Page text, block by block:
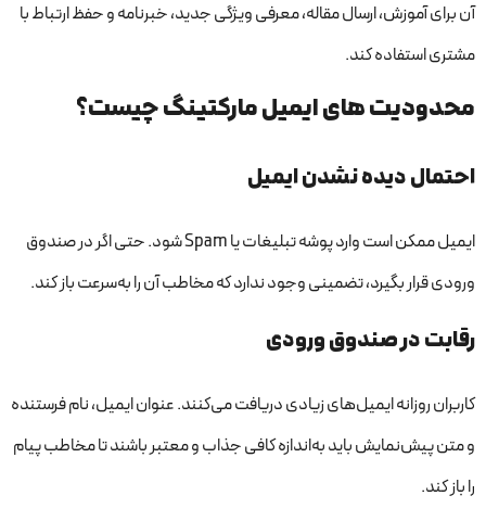
آن برای آموزش، ارسال مقاله، معرفی ویژگی جدید، خبرنامه و حفظ ارتباط با
مشتری استفاده کند.
محدودیت های ایمیل مارکتینگ چیست؟
احتمال دیده نشدن ایمیل
ایمیل ممکن است وارد پوشه تبلیغات یا Spam شود. حتی اگر در صندوق
ورودی قرار بگیرد، تضمینی وجود ندارد که مخاطب آن را به‌سرعت باز کند.
رقابت در صندوق ورودی
کاربران روزانه ایمیل‌های زیادی دریافت می‌کنند. عنوان ایمیل، نام فرستنده
و متن پیش‌نمایش باید به‌اندازه کافی جذاب و معتبر باشند تا مخاطب پیام
را باز کند.